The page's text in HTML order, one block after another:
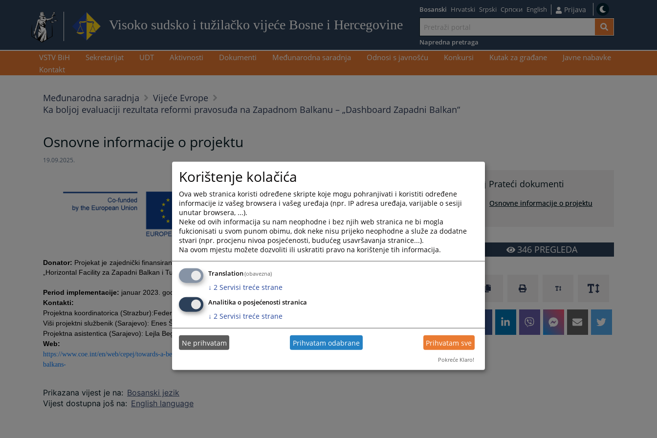
Visoko sudsko i tužilačko vijeće Bosne i Hercegovine
sadržaj
Bosanski Hrvatski Srpski Српски English Prijava
Napredna pretraga
VSTV BiH Sekretarijat UDT Aktivnosti Dokumenti Međunarodna saradnja Odnosi s javnošću Konkursi Kutak za građane
Javne nabavke
Kontakt
Međunarodna saradnja
Vijeće Evrope
Ka boljoj evaluaciji rezultata reformi pravosuđa na Zapadnom Balkanu – „Dashboard Zapadni Balkan“
Osnovne informacije o projektu
19.09.2025.
Donator: Projekat je zajednički finansiran od strane Evropske unije i Vijeća Evrope u okviru zajedničkog programa pod nazivom
„Horizontal Facility za Zapadni Balkan i Tursku III“, a implementira ga Vijeće Evrope.
Period implementacije: januar 2023. godine – decembar 2026. godine
Kontakti:
Projektna koordinatorica (Strazbur):Federica Viapiana (federica.viapiana@coe.int)
Viši projektni službenik (Sarajevo): Enes Šehić (enes.sehic@coe.int)
Projektna asistentica (Sarajevo): Lejla Begović (lejla.begovic@coe.int)
Web:
https://www.coe.int/en/web/cepej/towards-a-better-evaluation-of-the-results-of-judicial-reforms-in-the-western-balkans-dashboard-western-
balkans-
Prikazana vijest je na: Bosanski jezik
Vijest dostupna još na: English language
Prateći dokumenti
Osnovne informacije o projektu
346PREGLEDA
Korištenje kolačića
Ova web stranica koristi određene skripte koje mogu pohranjivati i koristiti određene
informacije iz vašeg browsera i vašeg uređaja (npr. IP adresa uređaja, varijable o sesiji
unutar browsera, ...).
Neke od ovih informacija su nam neophodne i bez njih web stranica ne bi mogla
fukcionisati u svom punom obimu, dok neke nisu prijeko neophodne a služe za dodatne
stvari (npr. procjenu nivoa posjećenosti, budućeg usavršavanja stranice...).
Na ovom mjestu možete dozvoliti ili uskratiti pravo na korištenje tih informacija.
Translation(obavezna)
↓ 2 Servisi treće strane
Analitika o posjećenosti stranica
↓ 2 Servisi treće strane
Ne prihvatam Prihvatam odabrane Prihvatam sve
Pokreće Klaro!